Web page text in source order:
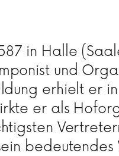
in Halle
und
erhielt er
er als